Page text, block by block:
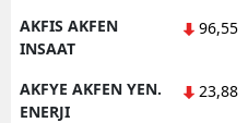
AKFIS AKFEN
INSAAT
96,55
AKFYE AKFEN YEN.
ENERJI
23,88